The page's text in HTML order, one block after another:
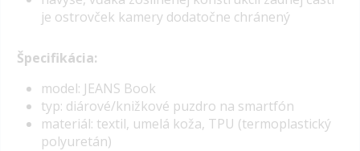
je ostrovček kamery dodatočne chránený
Špecifikácia:
model: JEANS Book
typ: diárové/knižkové puzdro na smartfón
materiál: textil, umelá koža, TPU (termoplastický
polyuretán)